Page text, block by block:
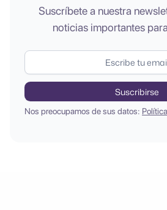
Suscríbete a nuestra
noticias importantes
Nos preocupamos de sus datos: